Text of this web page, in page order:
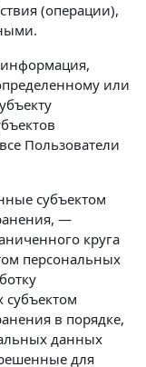
(операции),
или
Пользователи
субъектом
—
круга
персональных
в порядке,
данных
для